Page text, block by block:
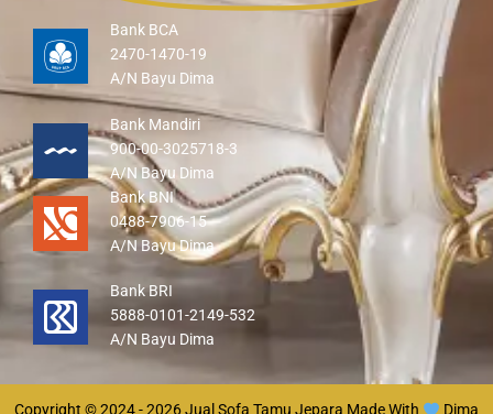
Bank BCA
2470-1470-19
A/N Bayu Dima
Bank Mandiri
900-00-3025718-3
A/N Bayu Dima
Bank BNI
0488-7906-15
A/N Bayu Dima
Bank BRI
5888-0101-2149-532
A/N Bayu Dima
Copyright © 2024 - 2026Jual Sofa Tamu Jepara Made With Dima